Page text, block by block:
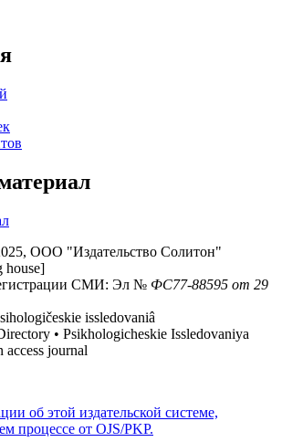
ООО "Издательство Солитон"
house]
СМИ: Эл № ФС77-88595 от 29
issledovaniâ
• Psikhologicheskie Issledovaniya
access journal